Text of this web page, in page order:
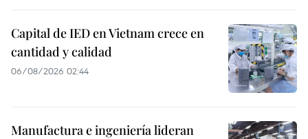
Capital de IED en Vietnam crece en
cantidad y calidad
06/08/2026 02:44
Manufactura e ingeniería lideran